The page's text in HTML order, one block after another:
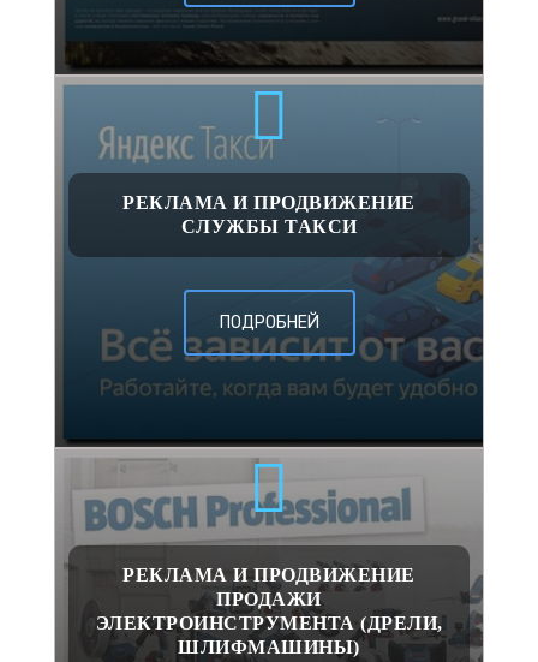
РЕКЛАМА И ПРОДВИЖЕНИЕ
СЛУЖБЫ ТАКСИ
ПОДРОБНЕЙ
РЕКЛАМА И ПРОДВИЖЕНИЕ
ПРОДАЖИ
ЭЛЕКТРОИНСТРУМЕНТА (ДРЕЛИ,
ШЛИФМАШИНЫ)